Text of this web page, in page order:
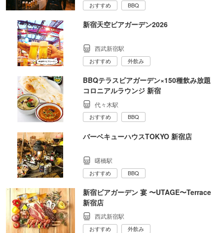
おすすめ BBQ
新宿天空ビアガーデン2026
西武新宿駅
おすすめ 外飲み
BBQテラスビアガーデン×150種飲み放題
コロニアルラウンジ 新宿
代々木駅
おすすめ BBQ
バーベキューハウスTOKYO 新宿店
曙橋駅
おすすめ BBQ
新宿ビアガーデン 宴 〜UTAGE〜Terrace
新宿店
西武新宿駅
おすすめ 外飲み